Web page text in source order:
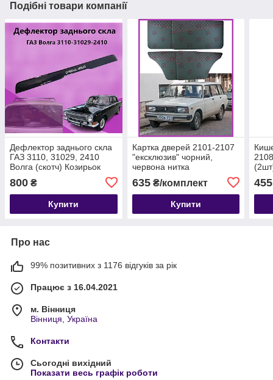
Подібні товари компанії
Дефлектор заднього скла
ГАЗ 3110, 31029, 2410
Волга (скотч) Козирьок
800 ₴
Купити
Картка дверей 2101-2107
"ексклюзив" чорний,
червона нитка
635₴/комплект
Купити
455
Про нас
99% позитивних з 1176 відгуків за рік
Працює з 16.04.2021
м. Вінниця
Вінниця, Україна
Контакти
Сьогодні вихідний
Показати весь графік роботи